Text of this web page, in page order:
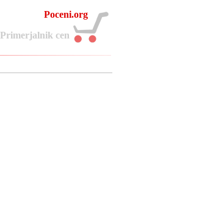
Poceni.org
Primerjalnik cen